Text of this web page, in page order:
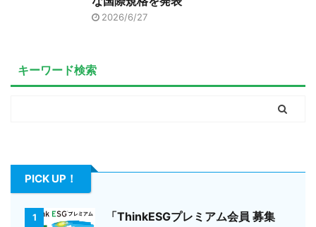
2026/6/27
キーワード検索
PICK UP！
1 「ThinkESGプレミアム会員 募集